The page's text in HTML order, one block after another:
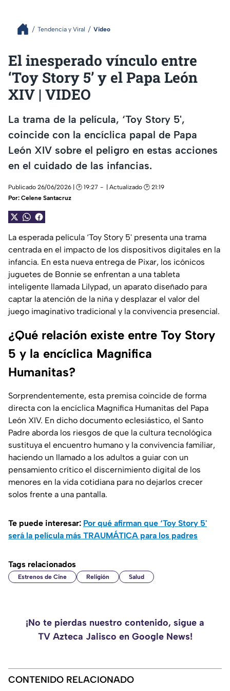
Tendencia y Viral Video
El inesperado vínculo entre
‘Toy Story 5’ y el Papa León
XIV | VIDEO
La trama de la película, ‘Toy Story 5',
coincide con la encíclica papal de Papa
León XIV sobre el peligro en estas acciones
en el cuidado de las infancias.
Publicado 26/06/2026 | 🕑 19:27
| Actualizado 🕑 21:19
Por: Celene Santacruz
La esperada película ‘Toy Story 5' presenta una trama
centrada en el impacto de los dispositivos digitales en la
infancia. En esta nueva entrega de Pixar, los icónicos
juguetes de Bonnie se enfrentan a una tableta
inteligente llamada Lilypad, un aparato diseñado para
captar la atención de la niña y desplazar el valor del
juego imaginativo tradicional y la convivencia presencial.
¿Qué relación existe entre Toy Story
5 y la encíclica Magnifica
Humanitas?
Sorprendentemente, esta premisa coincide de forma
directa con la encíclica Magnifica Humanitas del Papa
León XIV. En dicho documento eclesiástico, el Santo
Padre aborda los riesgos de que la cultura tecnológica
sustituya el encuentro humano y la convivencia familiar,
haciendo un llamado a los adultos a guiar con un
pensamiento crítico el discernimiento digital de los
menores en la vida cotidiana para no dejarlos crecer
solos frente a una pantalla.
Te puede interesar: Por qué afirman que ‘Toy Story 5'
será la película más TRAUMÁTICA para los padres
Tags relacionados
Estrenos de Cine Religión Salud
¡No te pierdas nuestro contenido, sigue a
TV Azteca Jalisco en Google News!
CONTENIDO RELACIONADO